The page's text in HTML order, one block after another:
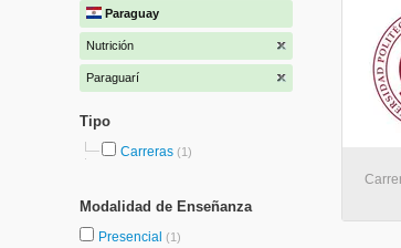
Paraguay
Nutrición
Paraguarí
Tipo
Carreras (1)
Modalidad de Enseñanza
Presencial (1)